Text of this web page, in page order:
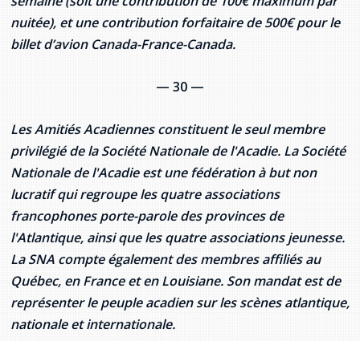
nuitée), et une contribution forfaitaire de 500€ pour le
billet d’avion Canada-France-Canada.
— 30 —
LesAmitiés Acadiennesconstituent le seul membre
privilégié dela Société Nationalede l'Acadie. La Société
Nationalede l'Acadie est une fédération à but non
lucratif qui regroupe les quatre associations
francophones porte-parole des provinces de
l'Atlantique, ainsi que les quatre associations jeunesse.
La SNA compte également des membres affiliés au
Québec, en France et en Louisiane. Son mandat est de
représenter le peuple acadien sur les scènes atlantique,
nationale et internationale.